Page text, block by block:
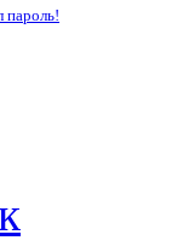
пароль!